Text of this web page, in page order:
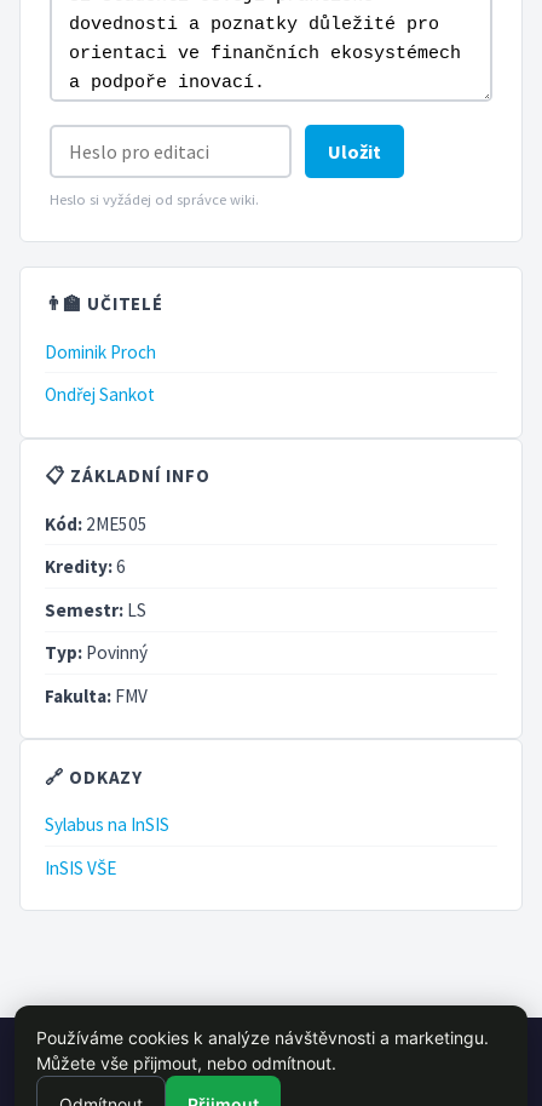
Uložit
Heslo si vyžádej od správce wiki.
👨‍🏫 UČITELÉ
Dominik Proch
Ondřej Sankot
📋 ZÁKLADNÍ INFO
Kód: 2ME505
Kredity:6
Semestr: LS
Typ: Povinný
Fakulta: FMV
🔗 ODKAZY
Sylabus na InSIS
InSIS VŠE
© 2026 VŠE Wiki - studentský projekt, není oficálně spojen s VŠE
Používáme cookies k analýze návštěvnosti a marketingu.
Můžete vše přijmout, nebo odmítnout.